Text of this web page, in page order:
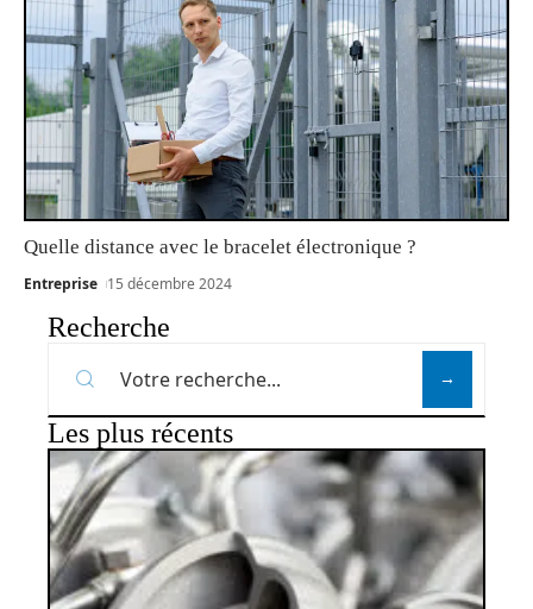
Quelle distance avec le bracelet électronique ?
Entreprise 15 décembre 2024
Recherche
Les plus récents